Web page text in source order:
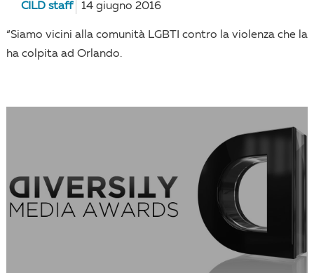
CILD staff 14 giugno 2016
“Siamo vicini alla comunità LGBTI contro la violenza che la
ha colpita ad Orlando.